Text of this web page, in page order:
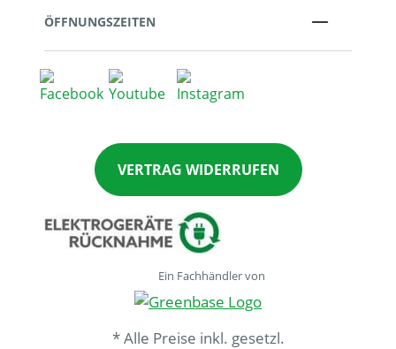
ÖFFNUNGSZEITEN
VERTRAG WIDERRUFEN
Ein Fachhändler von
* Alle Preise inkl. gesetzl.